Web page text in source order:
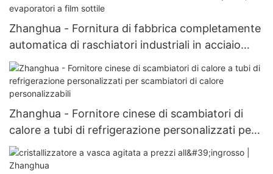
Zhanghua - Fornitura di fabbrica completamente
automatica di raschiatori industriali in acciaio
inossidabile di alta qualità, evaporatori a film
sottile
Zhanghua - Fornitore cinese di scambiatori di
calore a tubi di refrigerazione personalizzati per
scambiatori di calore personalizzabili